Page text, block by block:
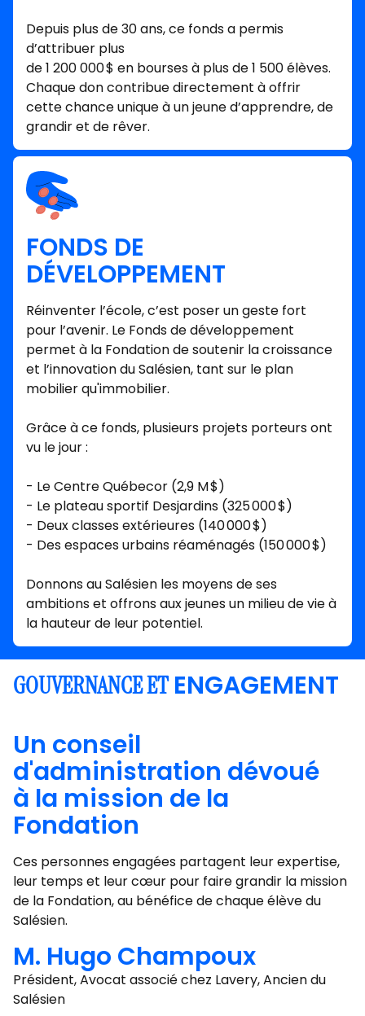
Depuis plus de 30 ans, ce fonds a permis
d’attribuer plus
de 1 200 000 $ en bourses à plus de 1 500 élèves.
Chaque don contribue directement à offrir
cette chance unique à un jeune d’apprendre, de
grandir et de rêver.
FONDS DE
DÉVELOPPEMENT
Réinventer l’école, c’est poser un geste fort
pour l’avenir. Le Fonds de développement
permet à la Fondation de soutenir la croissance
et l’innovation du Salésien, tant sur le plan
mobilier qu'immobilier.
Grâce à ce fonds, plusieurs projets porteurs ont
vu le jour :
- Le Centre Québecor (2,9 M $)
- Le plateau sportif Desjardins (325 000 $)
- Deux classes extérieures (140 000 $)
- Des espaces urbains réaménagés (150 000 $)
Donnons au Salésien les moyens de ses
ambitions et offrons aux jeunes un milieu de vie à
la hauteur de leur potentiel.
GOUVERNANCE ETENGAGEMENT
Un conseil
d'administration dévoué
à la mission de la
Fondation
Ces personnes engagées partagent leur expertise,
leur temps et leur cœur pour faire grandir la mission
de la Fondation, au bénéfice de chaque élève du
Salésien.
M. Hugo Champoux
Président, Avocat associé chez Lavery, Ancien du
Salésien